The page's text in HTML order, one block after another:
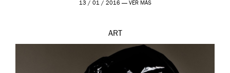
13 / 01 / 2016 — VER MÁS
ART